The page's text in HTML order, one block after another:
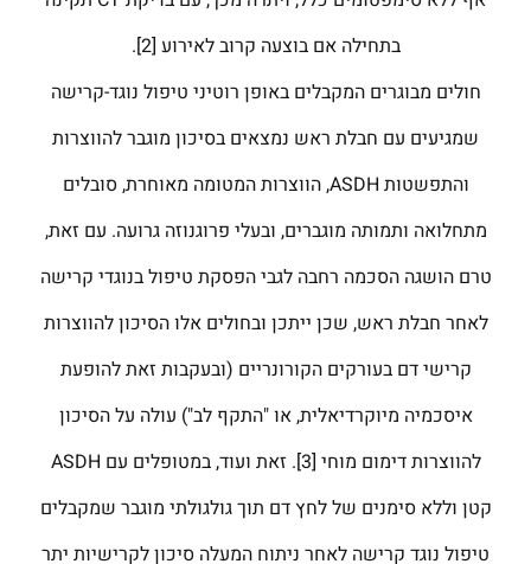
בתחילה אם בוצעה קרוב לאירוע [2].
חולים מבוגרים המקבלים באופן רוטיני טיפול נוגד-קרישה
שמגיעים עם חבלת ראש נמצאים בסיכון מוגבר להווצרות
והתפשטות ASDH, הווצרות המטומה מאוחרת, סובלים
מתחלואה ותמותה מוגברים, ובעלי פרוגנוזה גרועה. עם זאת,
טרם הושגה הסכמה רחבה לגבי הפסקת טיפול בנוגדי קרישה
לאחר חבלת ראש, שכן ייתכן ובחולים אלו הסיכון להווצרות
קרישי דם בעורקים הקורונריים (ובעקבות זאת להופעת
איסכמיה מיוקרדיאלית, או "התקף לב") עולה על הסיכון
להווצרות דימום מוחי [3]. זאת ועוד, במטופלים עם ASDH
קטן וללא סימנים של לחץ דם תוך גולגולתי מוגבר שמקבלים
טיפול נוגד קרישה לאחר ניתוח המעלה סיכון לקרישיות יתר